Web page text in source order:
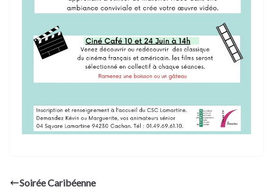
Soirée Caribéenne